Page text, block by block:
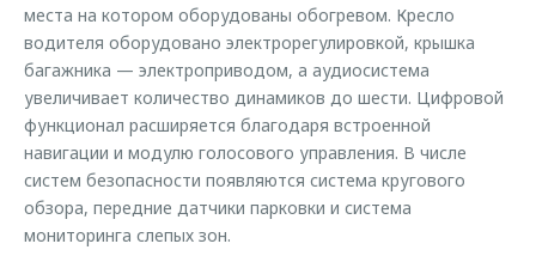
места на котором оборудованы обогревом. Кресло
водителя оборудовано электрорегулировкой, крышка
багажника — электроприводом, а аудиосистема
увеличивает количество динамиков до шести. Цифровой
функционал расширяется благодаря встроенной
навигации и модулю голосового управления. В числе
систем безопасности появляются система кругового
обзора, передние датчики парковки и система
мониторинга слепых зон.